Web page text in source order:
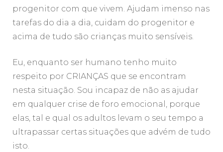
progenitor com que vivem. Ajudam imenso nas
tarefas do dia a dia, cuidam do progenitor e
acima de tudo são crianças muito sensíveis.
Eu, enquanto ser humano tenho muito
respeito por CRIANÇAS que se encontram
nesta situação. Sou incapaz de não as ajudar
em qualquer crise de foro emocional, porque
elas, tal e qual os adultos levam o seu tempo a
ultrapassar certas situações que advém de tudo
isto.